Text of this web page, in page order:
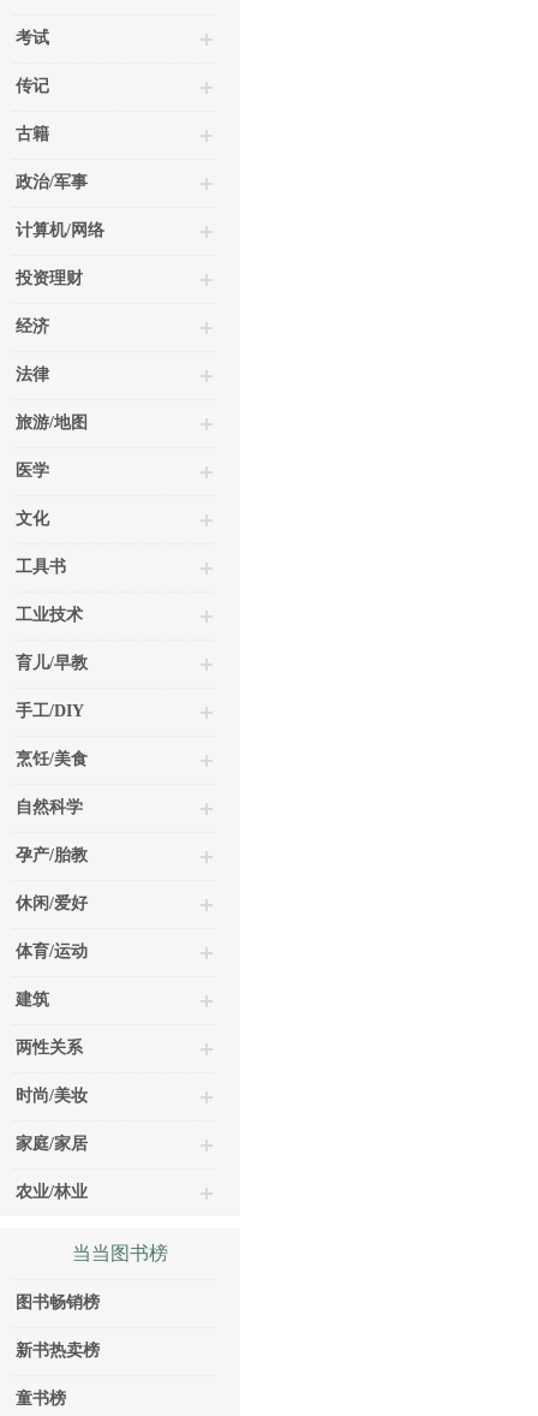
考试
传记
古籍
政治/军事
计算机/网络
投资理财
经济
法律
旅游/地图
医学
文化
工具书
工业技术
育儿/早教
手工/DIY
烹饪/美食
自然科学
孕产/胎教
休闲/爱好
体育/运动
建筑
两性关系
时尚/美妆
家庭/家居
农业/林业
当当图书榜
图书畅销榜
新书热卖榜
童书榜